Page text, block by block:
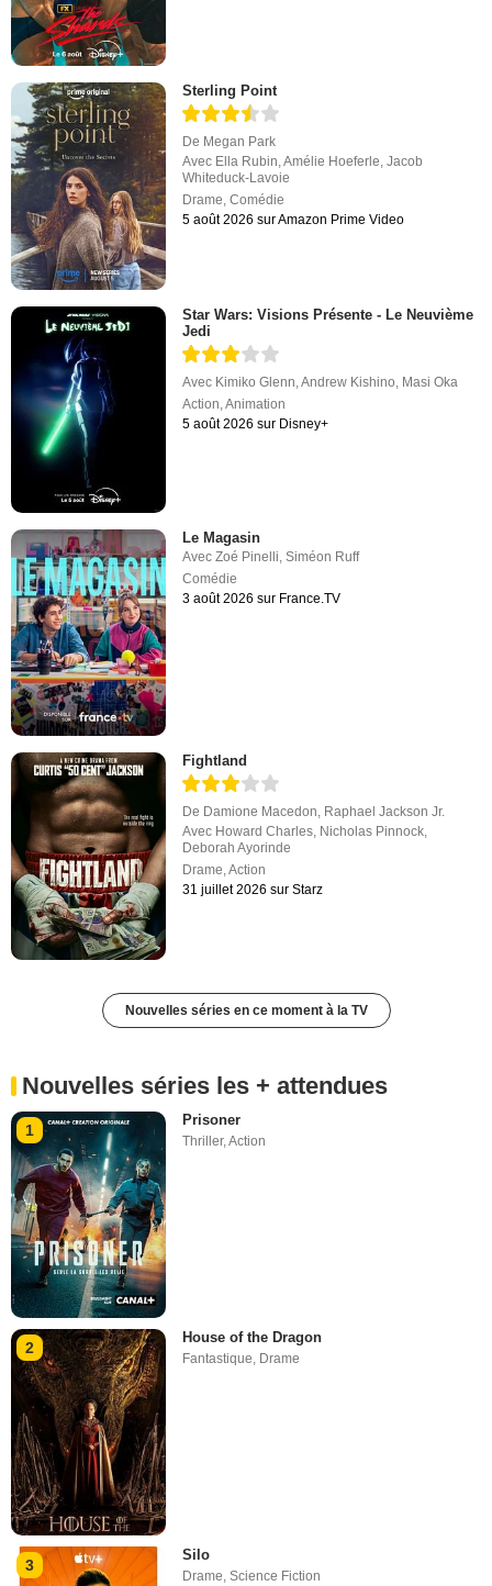
Sterling Point
De Megan Park
Avec Ella Rubin,Amélie Hoeferle,Jacob
Whiteduck-Lavoie
Drame,Comédie
5 août 2026 sur Amazon Prime Video
Star Wars: Visions Présente - Le Neuvième
Jedi
Avec Kimiko Glenn ,Andrew Kishino Masi Oka
Action ,Animation
5 août 2026 sur Disney+
Le Magasin
AvecZoé Pinelli,Siméon Ruff
Comédie
3 août 2026 sur France.TV
Fightland
De Damione Macedon, Raphael Jackson Jr.
Avec Howard Charles, Nicholas Pinnock,
Deborah Ayorinde
Drame,Action
31 juillet 2026 sur Starz
Nouvelles séries en ce moment à la TV
Nouvelles séries les + attendues
1
Prisoner
Thriller,Action
2
House of the Dragon
Fantastique, Drame
3
Silo
Drame,Science Fiction